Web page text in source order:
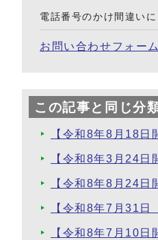
電話番号のかけ間違いに
お問い合わせフォーム
この記事と同じ分
【令和8年8月18
【令和8年3月24日
【令和8年8月24
【令和8年7月31
【令和8年7月10日